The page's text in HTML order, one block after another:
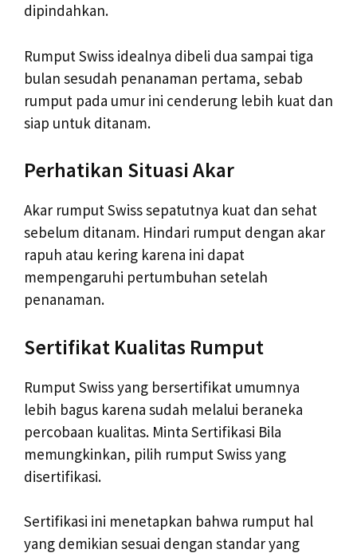
dipindahkan.
Rumput Swiss idealnya dibeli dua sampai tiga
bulan sesudah penanaman pertama, sebab
rumput pada umur ini cenderung lebih kuat dan
siap untuk ditanam.
Perhatikan Situasi Akar
Akar rumput Swiss sepatutnya kuat dan sehat
sebelum ditanam. Hindari rumput dengan akar
rapuh atau kering karena ini dapat
mempengaruhi pertumbuhan setelah
penanaman.
Sertifikat Kualitas Rumput
Rumput Swiss yang bersertifikat umumnya
lebih bagus karena sudah melalui beraneka
percobaan kualitas. Minta Sertifikasi Bila
memungkinkan, pilih rumput Swiss yang
disertifikasi.
Sertifikasi ini menetapkan bahwa rumput hal
yang demikian sesuai dengan standar yang